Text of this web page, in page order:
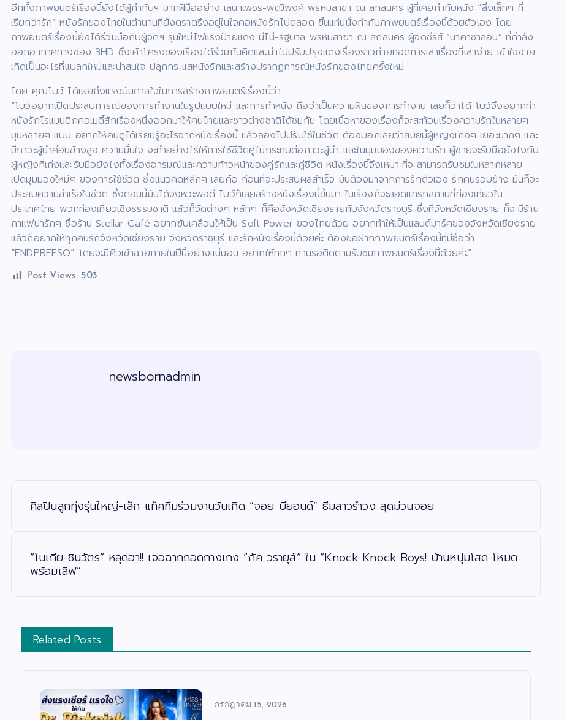
อีกทั้งภาพยนตร์เรื่องนี้ยังได้ผู้กำกับฯ มากฝีมืออย่าง เสนาเพชร-พุฒิพงศ์ พรหมสาขา ณ สกลนคร ผู้ที่เคยกำกับหนัง “สิ่งเล็กๆ ที่
เรียกว่ารัก” หนังรักของไทยในตำนานที่ยังตราตรึงอยู่ในใจคอหนังรักไปตลอด ขึ้นแท่นนั่งกำกับภาพยนตร์เรื่องนี้ด้วยตัวเอง โดย
ภาพยนตร์เรื่องนี้ยังได้ร่วมมือกับผู้จัดฯ รุ่นใหม่ไฟแรงป้ายแดง นีโน่-รัฐบาล พรหมสาขา ณ สกลนคร ผู้จัดซีรีส์ “นาคาซาลอน” ที่กำลัง
ออกอากาศทางช่อง 3HD ซึ่งเค้าโครงของเรื่องได้ร่วมกันคิดและนำไปปรับปรุงแต่งเรื่องราวถ่ายทอดการเล่าเรื่องที่เล่าง่าย เข้าใจง่าย
เกิดเป็นอะไรที่แปลกใหม่และน่าสนใจ ปลุกกระแสหนังรักและสร้างปรากฏการณ์หนังรักของไทยครั้งใหม่
โดย คุณโบว์ ได้เผยถึงแรงบันดาลใจในการสร้างภาพยนตร์เรื่องนี้ว่า
“โบว์อยากเปิดประสบการณ์ของการทำงานในรูปแบบใหม่ และการทำหนัง ถือว่าเป็นความฝันของการทำงาน เลยก็ว่าได้ โบว์จึงอยากทำ
หนังรักโรแมนติกคอเมดี้สักเรื่องหนึ่งออกมาให้คนไทยและชาวต่างชาติได้ชมกัน โดยเนื้อหาของเรื่องก็จะสะท้อนเรื่องความรักในหลายๆ
มุมหลายๆ แบบ อยากให้คนดูได้เรียนรู้อะไรจากหนังเรื่องนี้ แล้วลองไปปรับใช้ในชีวิต ต้องบอกเลยว่าสมัยนี้ผู้หญิงเก่งๆ เยอะมากๆ และ
มีภาวะผู้นำค่อนข้างสูง ความมั่นใจ จะทำอย่างไรให้การใช้ชีวิตคู่ไม่กระทบต่อภาวะผู้นำ และในมุมมองของความรัก ผู้ชายจะรับมือยังไงกับ
ผู้หญิงที่เก่งและรับมือยังไงทั้งเรื่องอารมณ์และความก้าวหน้าของคู่รักและคู่ชีวิต หนังเรื่องนี้จึงเหมาะที่จะสามารถรับชมในหลากหลาย
เปิดมุมมองใหม่ๆ ของการใช้ชีวิต ซึ่งแนวคิดหลักๆ เลยคือ ก่อนที่จะประสบผลสำเร็จ มันต้องมาจากการรักตัวเอง รักคนรอบข้าง มันก็จะ
ประสบความสำเร็จในชีวิต ซึ่งตอนนี้มันได้จังหวะพอดี โบว์ก็เลยสร้างหนังเรื่องนี้ขึ้นมา ในเรื่องก็จะสอดแทรกสถานที่ท่องเที่ยวใน
ประเทศไทย พวกท่องเที่ยวเชิงธรรมชาติ แล้วก็วัดต่างๆ หลักๆ ก็คือจังหวัดเชียงรายกับจังหวัดราชบุรี ซึ่งที่จังหวัดเชียงราย ก็จะมีร้าน
กาแฟน่ารักๆ ชื่อร้าน Stellar Café อยากขับเคลื่อนให้เป็น Soft Power ของไทยด้วย อยากทำให้เป็นแลนด์มาร์คของจังหวัดเชียงราย
แล้วก็อยากให้ทุกคนรักจังหวัดเชียงราย จังหวัดราชบุรี และรักหนังเรื่องนี้ด้วยค่ะ ต้องขอฝากภาพยนตร์เรื่องนี้ที่มีชื่อว่า
“ENDPREESO” โดยจะมีคิวเข้าฉายภายในปีนี้อย่างแน่นอน อยากให้ทกๆ ท่านรอติดตามรับชมภาพยนตร์เรื่องนี้ด้วยค่ะ”
Post Views: 503
newsbornadmin
ศิลปินลูกทุ่งรุ่นใหญ่​-เล็ก​ แท็คทีมร่วมงานวันเกิด​ “จอย บียอนด์” ธีมสาวรำวง​ สุดม่วนจอย
“โนเกีย-ชินวัตร” หลุดฮา!! เจอฉากถอดกางเกง “ภัค วรายุส์” ใน “Knock Knock Boys! บ้านหนุ่มโสด โหมด
พร้อมเลิฟ”
Related Posts
กรกฎาคม 15, 2026